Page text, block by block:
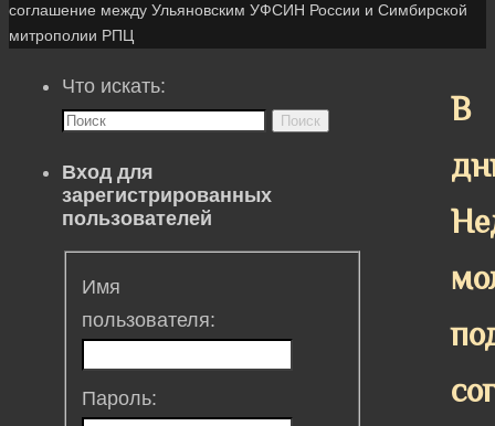
соглашение между Ульяновским УФСИН России и Симбирской
митрополии РПЦ
В
Что искать:
Поиск
Вход для
зарегистрированных
пользователей
Имя
пользователя:
Пароль: